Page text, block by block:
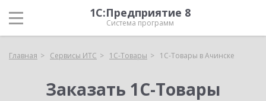
1С:Предприятие 8
Система программ
Главная Сервисы ИТС 1С-Товары 1С-Товары в Ачинске
Заказать 1С-Товары